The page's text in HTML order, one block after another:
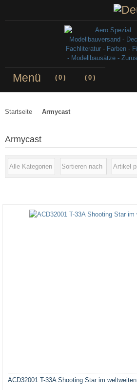
Menü ( 0 ) ( 0 )
Startseite Armycast
Armycast
ACD32001 T-33A Shooting Star im